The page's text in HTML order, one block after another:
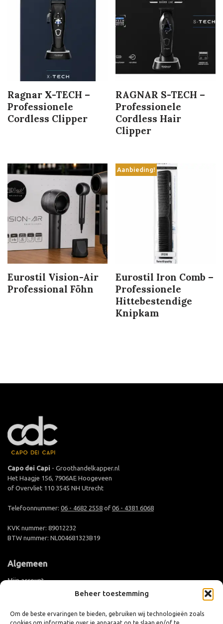
Beheer toestemming
Om de beste ervaringen te bieden, gebruiken wij technologieën zoals
Ragnar X-TECH –
Professionele
Cordless Clipper
RAGNAR S-TECH –
Professionele
Cordless Hair
Clipper
Eurostil Vision-Air
Professional Föhn
Aanbieding!
Eurostil Iron Comb –
Professionele
Hittebestendige
Knipkam
Capo dei Capi - Groothandelkapper.nl
Het Haagje 156, 7906AE Hoogeveen
of Overvliet 110 3545 NH Utrecht
Telefoonnummer: 06 - 4682 2558 of 06 - 4381 6068
KVK nummer: 89012232
BTW nummer: NL004681323B19
Algemeen
Mijn account
Groothandel aanmelden
Levertijd en verzending